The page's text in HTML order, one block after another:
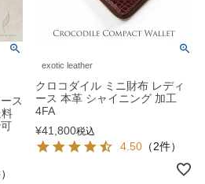
ス
exotic leather
クロコダイル ミニ財布 レディ
ース 本革 シャイニング 加工
4FA
¥41,800税込
4.50 （2件）